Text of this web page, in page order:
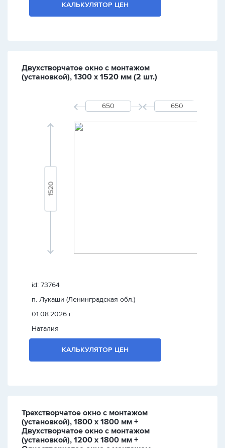
КАЛЬКУЛЯТОР ЦЕН
Двухстворчатое окно с монтажом
(установкой), 1300 х 1520 мм (2 шт.)
id: 73764
п. Лукаши (Ленинградская обл.)
01.08.2026 г.
Наталия
КАЛЬКУЛЯТОР ЦЕН
Трехстворчатое окно с монтажом
(установкой), 1800 х 1800 мм +
Двухстворчатое окно с монтажом
(установкой), 1200 х 1800 мм +